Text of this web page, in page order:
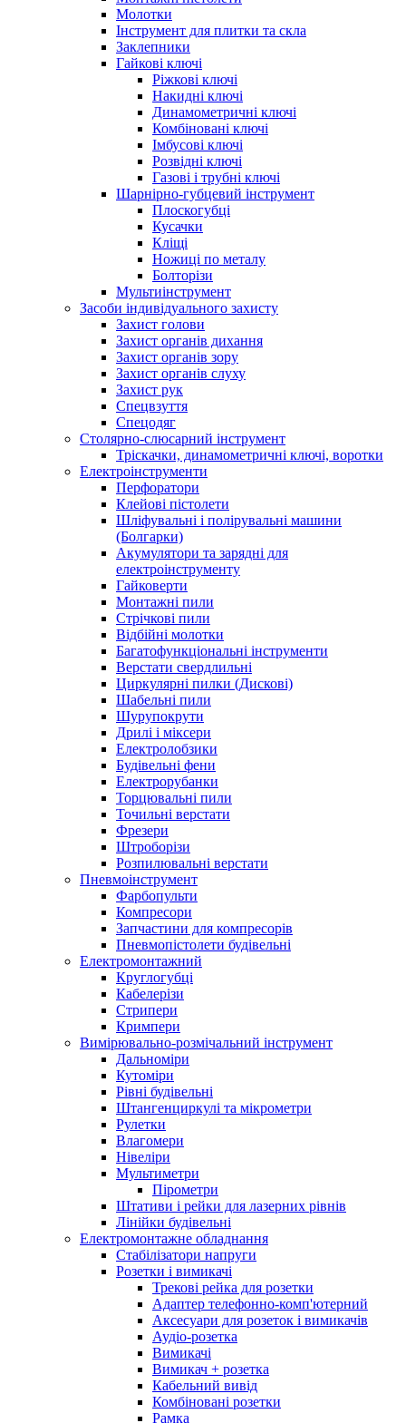
Молотки
Інструмент для плитки та скла
Заклепники
Гайкові ключі
Ріжкові ключі
Накидні ключі
Динамометричні ключі
Комбіновані ключі
Імбусові ключі
Розвідні ключі
Газові і трубні ключі
Шарнірно-губцевий інструмент
Плоскогубцi
Кусачки
Кліщі
Ножиці по металу
Болторізи
Мультиінструмент
Засоби індивідуального захисту
Захист голови
Захист органів дихання
Захист органів зору
Захист органів слуху
Захист рук
Спецвзуття
Спецодяг
Столярно-слюсарний інструмент
Тріскачки, динамометричні ключі, воротки
Електроінструменти
Перфоратори
Клейові пістолети
Шліфувальні і полірувальні машини
(Болгарки)
Акумулятори та зарядні для
електроінструменту
Гайковерти
Монтажні пили
Стрічкові пили
Відбійні молотки
Багатофункціональні інструменти
Верстати свердлильні
Циркулярні пилки (Дискові)
Шабельні пили
Шурупокрути
Дрилі і міксери
Електролобзики
Будівельні фени
Електрорубанки
Торцювальні пили
Точильні верстати
Фрезери
Штроборізи
Розпилювальні верстати
Пневмоінструмент
Фарбопульти
Компресори
Запчастини для компресорів
Пневмопістолети будівельні
Електромонтажний
Круглогубці
Кабелерізи
Стрипери
Кримпери
Вимірювально-розмічальний інструмент
Дальноміри
Кутоміри
Рівні будівельні
Штангенциркулі та мікрометри
Рулетки
Влагомери
Нівеліри
Мультиметри
Пірометри
Штативи і рейки для лазерних рівнів
Лінійки будівельні
Електромонтажне обладнання
Стабілізатори напруги
Розетки і вимикачі
Трекові рейка для розетки
Адаптер телефонно-комп'ютерний
Аксесуари для розеток і вимикачів
Аудіо-розетка
Вимикачі
Вимикач + розетка
Кабельний вивід
Комбіновані розетки
Рамка